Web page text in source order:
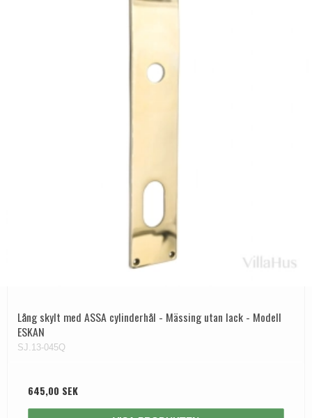
Lång skylt med ASSA cylinderhål - Mässing utan lack - Modell
ESKAN
SJ.13-045Q
645,00 SEK